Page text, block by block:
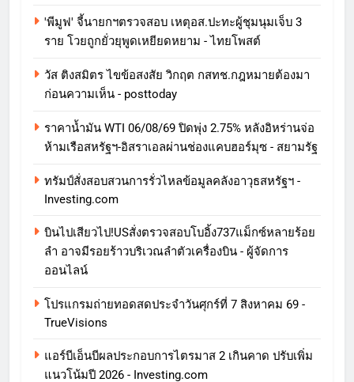
'พีมูฟ' จี้นายกฯตรวจสอบ เหตุอส.ปะทะผู้ชุมนุมเจ็บ 3
ราย โวยถูกยั่วยุพูดเหยียดหยาม - ไทยโพสต์
วัส ติงสมิตร ไขข้อสงสัย วิกฤต กสทช.กฎหมายต้องมา
ก่อนความเห็น - posttoday
ราคาน้ำมัน WTI 06/08/69 ปิดพุ่ง 2.75% หลังอิหร่านจ่อ
ห้ามเรือสหรัฐฯ-อิสราเอลผ่านช่องแคบฮอร์มุซ - สยามรัฐ
ทรัมป์สั่งสอบสวนการรั่วไหลข้อมูลคลังอาวุธสหรัฐฯ -
Investing.com
บินไปเสียวไป!USสั่งตรวจสอบโบอิ้ง737แม็กซ์หลายร้อย
ลำ อาจมีรอยร้าวบริเวณลำตัวเครื่องบิน - ผู้จัดการ
ออนไลน์
โปรแกรมถ่ายทอดสดประจำวันศุกร์ที่ 7 สิงหาคม 69 -
TrueVisions
แอร์บีเอ็นบีผลประกอบการไตรมาส 2 เกินคาด ปรับเพิ่ม
แนวโน้มปี 2026 - Investing.com